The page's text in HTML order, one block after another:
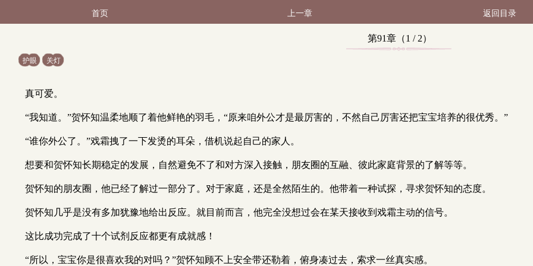
首页 上一章 返回目录
第91章（1 / 2）
护眼 关灯
真可爱。
“我知道。”贺怀知温柔地顺了着他鲜艳的羽毛，“原来咱外公才是最厉害的，不然自己厉害还把宝宝培养的很优秀。”
“谁你外公了。”戏霜拽了一下发烫的耳朵，借机说起自己的家人。
想要和贺怀知长期稳定的发展，自然避免不了和对方深入接触，朋友圈的互融、彼此家庭背景的了解等等。
贺怀知的朋友圈，他已经了解过一部分了。对于家庭，还是全然陌生的。他带着一种试探，寻求贺怀知的态度。
贺怀知几乎是没有多加犹豫地给出反应。就目前而言，他完全没想过会在某天接收到戏霜主动的信号。
这比成功完成了十个试剂反应都更有成就感！
“所以，宝宝你是很喜欢我的对吗？”贺怀知顾不上安全带还勒着，俯身凑过去，索求一丝真实感。